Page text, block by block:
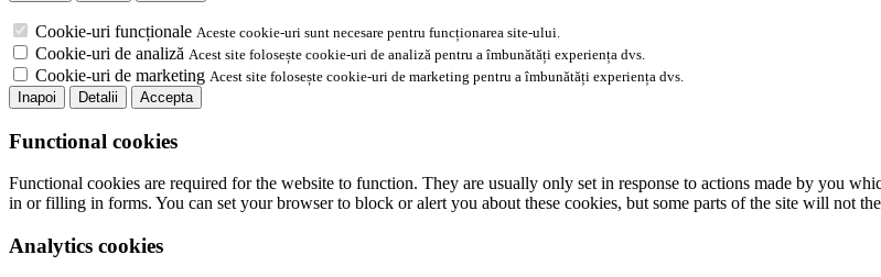
Cookie-uri funcționale Aceste cookie-uri sunt necesare pentru funcționarea site-ului.
Cookie-uri de analiză Acest site folosește cookie-uri de analiză pentru a îmbunătăți experiența dvs.
Cookie-uri de marketing Acest site folosește cookie-uri de marketing pentru a îmbunătăți experiența dvs.
Inapoi
Detalii Accepta
Functional cookies
Functional cookies are required for the website to function. They are usually only set in response to actions made by you
in or filling in forms. You can set your browser to block or alert you about these cookies, but some parts of the site will not
Analytics cookies